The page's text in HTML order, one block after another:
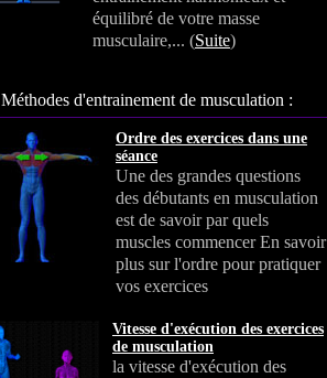
équilibré de votre masse
musculaire,... (Suite)
Méthodes d'entrainement de musculation :
Ordre des exercices dans une
séance
Une des grandes questions
des débutants en musculation
est de savoir par quels
muscles commencer En savoir
plus sur l'ordre pour pratiquer
vos exercices
Vitesse d'exécution des exercices
de musculation
la vitesse d'exécution des